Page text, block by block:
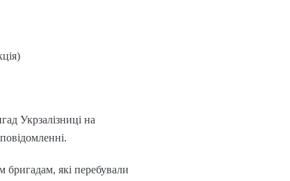
Укрзалізниці на
бригадам, які перебували